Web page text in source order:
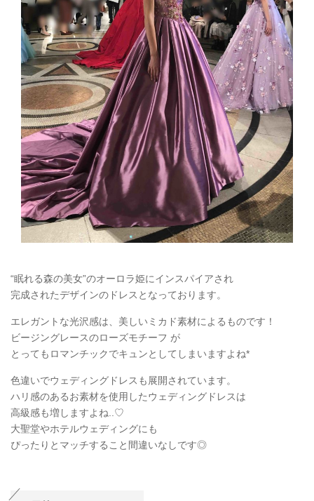
“眠れる森の美女”のオーロラ姫にインスパイアされ
完成されたデザインのドレスとなっております。
エレガントな光沢感は、美しいミカド素材によるものです！
ビージングレースのローズモチーフ が
とってもロマンチックでキュンとしてしまいますよね*
色違いでウェディングドレスも展開されています。
ハリ感のあるお素材を使用したウェディングドレスは
高級感も増しますよね..♡
大聖堂やホテルウェディングにも
ぴったりとマッチすること間違いなしです◎